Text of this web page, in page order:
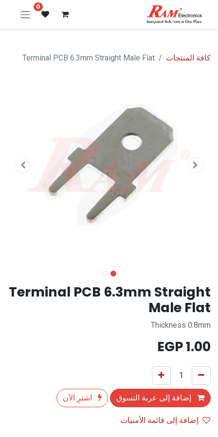
0
كافة المنتجات Terminal PCB 6.3mm Straight Male Flat
Terminal PCB 6.3mm Straight
Male Flat
Thickness 0.8mm
1.00
إضافة إلى عربة التسوق
اشترِ الآن
إضافة إلى قائمة الأمنيات